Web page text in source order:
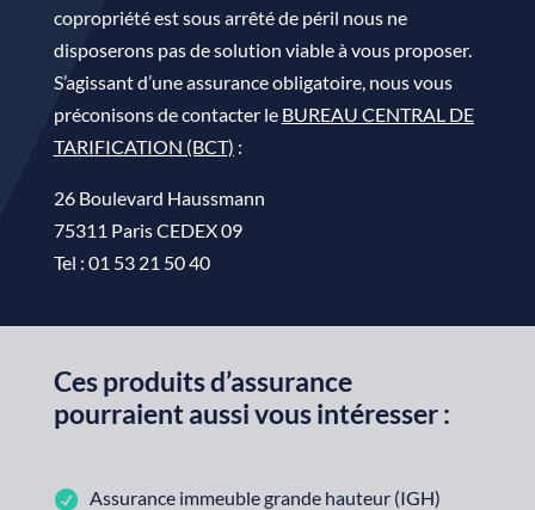
copropriété est sous arrêté de péril nous ne
disposerons pas de solution viable à vous proposer.
S’agissant d’une assurance obligatoire, nous vous
préconisons de contacter le BUREAU CENTRAL DE
TARIFICATION (BCT) :
26 Boulevard Haussmann
75311 Paris CEDEX 09
Tel : 01 53 21 50 40
Ces produits d’assurance
pourraient aussi vous intéresser :
Assurance immeuble grande hauteur (IGH)